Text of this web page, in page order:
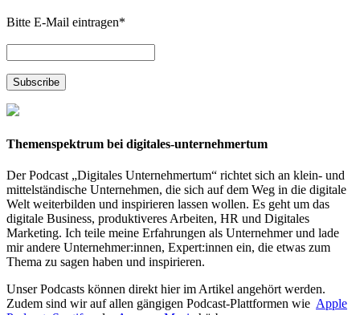
Bitte E-Mail eintragen*
Themenspektrum bei digitales-unternehmertum
Der Podcast „Digitales Unternehmertum“ richtet sich an klein- und
mittelständische Unternehmen, die sich auf dem Weg in die digitale
Welt weiterbilden und inspirieren lassen wollen. Es geht um das
digitale Business, produktiveres Arbeiten, HR und Digitales
Marketing. Ich teile meine Erfahrungen als Unternehmer und lade
mir andere Unternehmer:innen, Expert:innen ein, die etwas zum
Thema zu sagen haben und inspirieren.
Unser Podcasts können direkt hier im Artikel angehört werden.
Zudem sind wir auf allen gängigen Podcast-Plattformen wie Apple